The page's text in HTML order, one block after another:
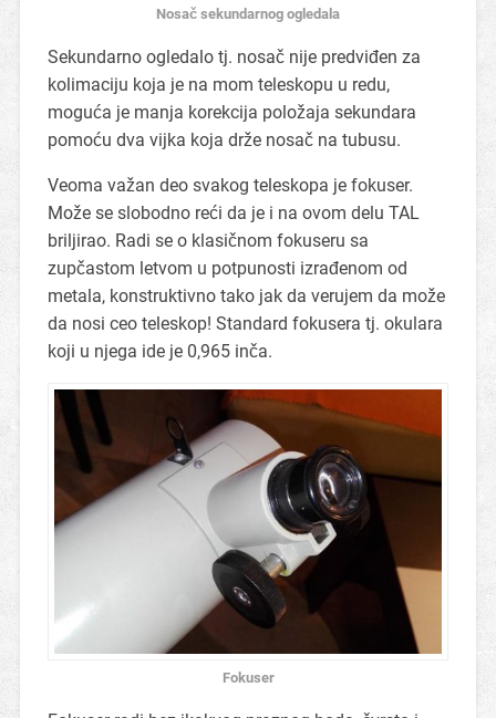
Nosač sekundarnog ogledala
Sekundarno ogledalo tj. nosač nije predviđen za
kolimaciju koja je na mom teleskopu u redu,
moguća je manja korekcija položaja sekundara
pomoću dva vijka koja drže nosač na tubusu.
Veoma važan deo svakog teleskopa je fokuser.
Može se slobodno reći da je i na ovom delu TAL
briljirao. Radi se o klasičnom fokuseru sa
zupčastom letvom u potpunosti izrađenom od
metala, konstruktivno tako jak da verujem da može
da nosi ceo teleskop! Standard fokusera tj. okulara
koji u njega ide je 0,965 inča.
Fokuser